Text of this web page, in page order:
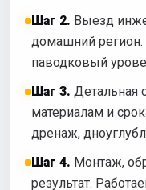
Шаг 2. Выезд
домашний регион.
паводковый
Шаг 3. Детальная
материалам и
дренаж,
Шаг 4. Монтаж,
результат.